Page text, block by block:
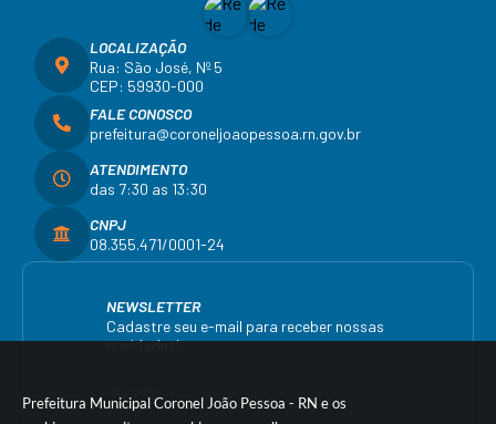
Prefeitura Municipal Coronel João Pessoa - RN e os
LOCALIZAÇÃO
Rua: São José, Nº 5
CEP: 59930-000
FALE CONOSCO
prefeitura@coroneljoaopessoa.rn.gov.br
ATENDIMENTO
das 7:30 as 13:30
CNPJ
08.355.471/0001-24
NEWSLETTER
Cadastre seu e-mail para receber nossas
novidades!